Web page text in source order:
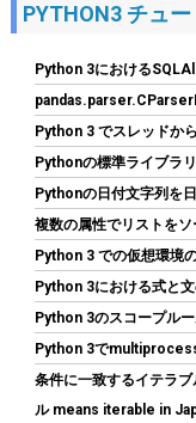
CORSAIR RM850e
応 80PLUS Gold認証
ーブル付属 CP-
(54474)
ちら)
PYTHON3 チュ
Python 3における
Python 3 でスレッドか
Pythonの標準ライブラ
Pythonの日付文字列を
複数の属性でリストを
Python 3 での仮想環境
Python 3における式と
Python 3のスコープル
Python 3で
条件に一致するイテラ
ル means iterable in